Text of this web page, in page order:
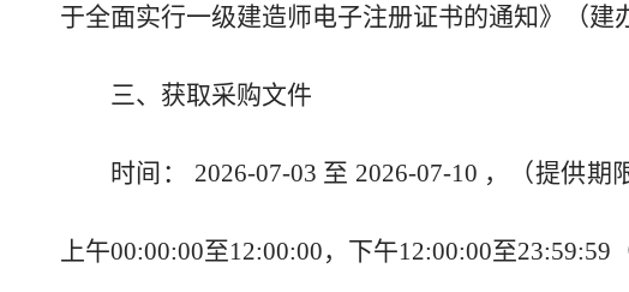
于全面实行一级建造师电子注册证书的通知》（建
三、获取采购文件
时间： 2026-07-03 至 2026-07-10 ，（提供
上午00:00:00至12:00:00，下午12:00:00至23:59:59